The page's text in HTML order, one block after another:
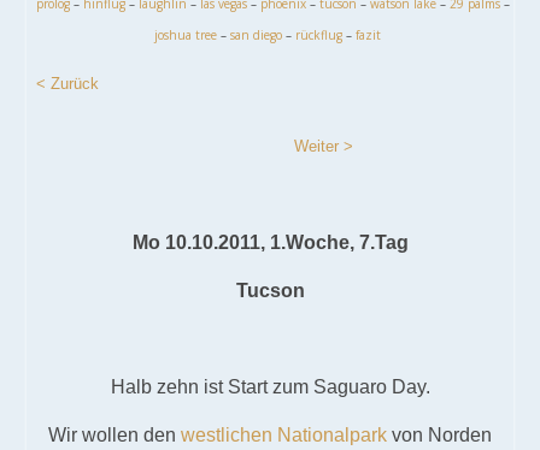
prolog– hinflug– laughlin – las vegas– phoenix– tucson – watson lake– 29 palms–
joshua tree– san diego– rückflug– fazit
< Zurück
Weiter >
Mo 10.10.2011, 1.Woche, 7.Tag
Tucson
Halb zehn ist Start zum Saguaro Day.
Wir wollen den westlichen Nationalpark von Norden